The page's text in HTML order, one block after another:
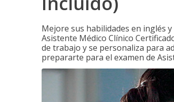
Mejore sus habilidades en inglés
Asistente Médico Clínico
de trabajo y se personaliza para
prepararte para el examen de